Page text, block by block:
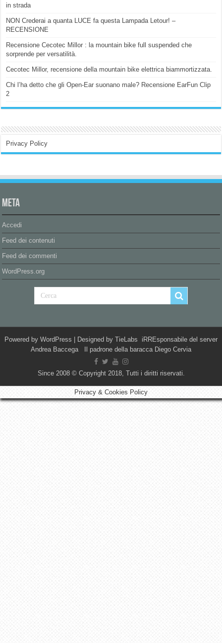
in strada
NON Crederai a quanta LUCE fa questa Lampada Letour! –
RECENSIONE
Recensione Cecotec Millor : la mountain bike full suspended che
sorprende per versatilità.
Cecotec Millor, recensione della mountain bike elettrica biammortizzata.
Chi l’ha detto che gli Open-Ear suonano male? Recensione EarFun Clip
2
Privacy Policy
Meta
Accedi
Feed dei contenuti
Feed dei commenti
WordPress.org
Powered by WordPress | Designed by TieLabs iRREsponsabile del server
Andrea Baccega Il padrone della baracca Diego Cervia
Since 2008 © Copyright 2018, Tutti i diritti riservati.
Privacy & Cookies Policy